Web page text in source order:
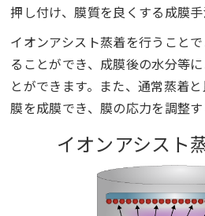
押し付け、膜質を良くする成膜手
イオンアシスト蒸着を行うこと
ることができ、成膜後の水分等
とができます。また、通常蒸着
膜を成膜でき、膜の応力を調整す
イオンアシスト